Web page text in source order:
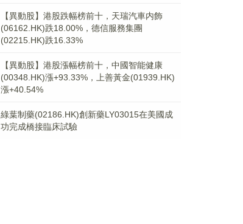
【異動股】港股跌幅榜前十，天瑞汽車内飾
(06162.HK)跌18.00%，德信服務集團
(02215.HK)跌16.33%
【異動股】港股漲幅榜前十，中國智能健康
(00348.HK)漲+93.33%，上善黃金(01939.HK)
漲+40.54%
綠葉制藥(02186.HK)創新藥LY03015在美國成
功完成橋接臨床試驗